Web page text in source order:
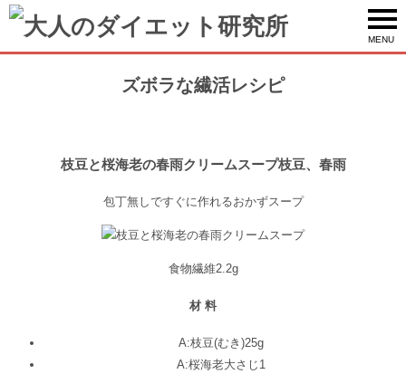
MENU
ズボラな繊活レシピ
枝豆と桜海老の春雨クリームスープ枝豆、春雨
包丁無しですぐに作れるおかずスープ
食物繊維2.2g
材 料
A:枝豆(むき)25g
A:桜海老大さじ1